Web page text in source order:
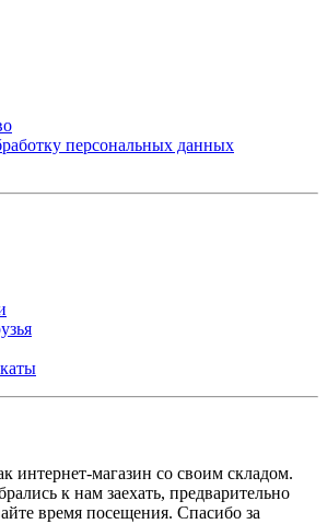
персональных данных
интернет-магазин со своим складом.
к нам заехать, предварительно
время посещения. Спасибо за